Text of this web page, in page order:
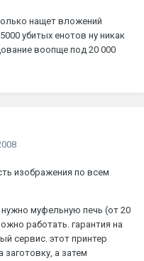
нащет вложений
убитых енотов ну никак
воопще под 20 000
изображения по всем
нужно муфельную печь (от 20
работать. гарантия на
сервис. этот принтер
а затем